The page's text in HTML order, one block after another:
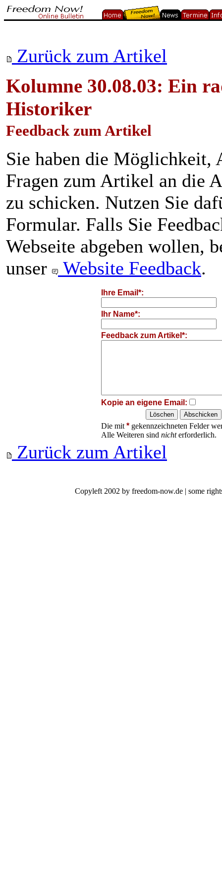
Zurück zum Artikel
Kolumne 30.08.03: Ein
Historiker
Feedback zum Artikel
Sie haben die Möglichkeit,
Fragen zum Artikel an die
zu schicken. Nutzen Sie
Formular. Falls Sie
Webseite abgeben wollen,
unser
Website Feedback.
Ihre Email*:
Ihr Name*:
Feedback zum Artikel*:
Kopie an eigene Email:
Die mit *gekennzeichneten Felder
Alle Weiteren sind nichterforderlich.
Zurück zum Artikel
Copyleft 2002 by freedom-now.de | some